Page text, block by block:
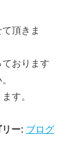
頂きま
おります
す。
ー: ブログ